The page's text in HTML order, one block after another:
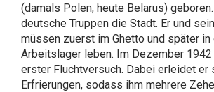
(damals Polen, heute Belarus)
deutsche Truppen die Stadt. Er und
müssen zuerst im Ghetto und später in
Arbeitslager leben. Im Dezember
erster Fluchtversuch. Dabei erleidet er
Erfrierungen, sodass ihm mehrere